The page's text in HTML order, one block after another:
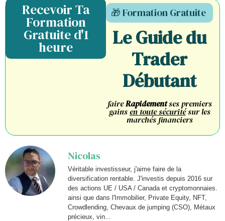
Recevoir Ta
Formation
Gratuite d'1
heure
🎁 Formation Gratuite
Le Guide du
Trader
Débutant
faireRapidementses premiers
gainsen toute sécuritésur les
marchés financiers
Nicolas
Véritable investisseur, j'aime faire de la
diversification rentable. J'investis depuis 2016 sur
des actions UE / USA / Canada et cryptomonnaies.
ainsi que dans l'Immobilier, Private Equity, NFT,
Crowdlending, Chevaux de jumping (CSO), Métaux
précieux, vin...